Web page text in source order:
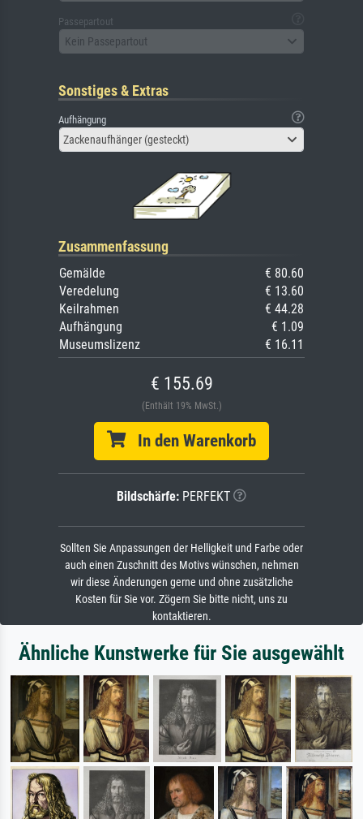
Passepartout
Kein Passepartout
Sonstiges & Extras
Aufhängung
Zackenaufhänger (gesteckt)
Zusammenfassung
Gemälde
€ 80.60
Veredelung
€ 13.60
Keilrahmen
€ 44.28
Aufhängung
€ 1.09
Museumslizenz
€ 16.11
€ 155.69
(Enthält 19% MwSt.)
In den Warenkorb
Bildschärfe: PERFEKT
Sollten Sie Anpassungen der Helligkeit und Farbe oder
auch einen Zuschnitt des Motivs wünschen, nehmen
wir diese Änderungen gerne und ohne zusätzliche
Kosten für Sie vor. Zögern Sie bitte nicht, uns zu
kontaktieren.
Ähnliche Kunstwerke für Sie ausgewählt